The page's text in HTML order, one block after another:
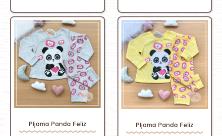
PIjama Panda Feliz PIjama Panda Feliz